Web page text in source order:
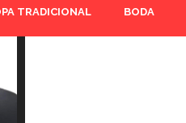
TRADICIONAL BODA